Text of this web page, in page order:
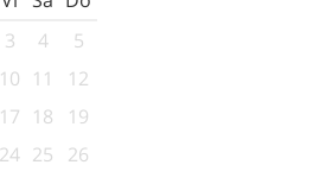
3 4
5
10 11
12
17 18
19
24 25
26